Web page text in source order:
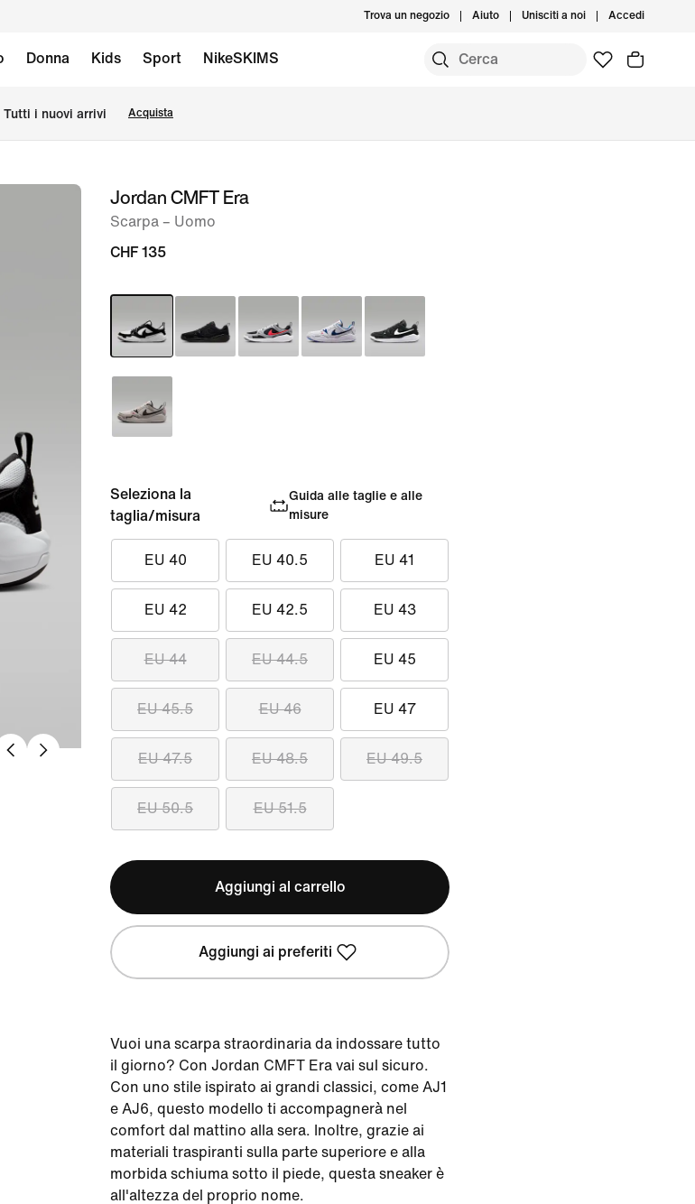
Trova un negozio Aiuto Unisciti a noi Accedi
Donna Kids Sport NikeSKIMS
Tutti i nuovi arrivi Acquista
immagine
Jordan CMFT Era
Scarpa – Uomo
CHF 135
Seleziona la
taglia/misura
Guida alle taglie e alle
misure
EU 40 EU 40.5 EU 41
EU 42 EU 42.5 EU 43
EU 44 EU 44.5 EU 45
EU 45.5 EU 46 EU 47
EU 47.5 EU 48.5 EU 49.5
EU 50.5 EU 51.5
Aggiungi al carrello
Aggiungi ai preferiti
Vuoi una scarpa straordinaria da indossare tutto
il giorno? Con Jordan CMFT Era vai sul sicuro.
Con uno stile ispirato ai grandi classici, come AJ1
e AJ6, questo modello ti accompagnerà nel
comfort dal mattino alla sera. Inoltre, grazie ai
materiali traspiranti sulla parte superiore e alla
morbida schiuma sotto il piede, questa sneaker è
all'altezza del proprio nome.